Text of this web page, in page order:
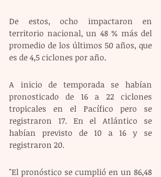
De estos, ocho impactaron en
territorio nacional, un 48 % más del
promedio de los últimos 50 años, que
es de 4,5 ciclones por año.
A inicio de temporada se habían
pronosticado de 16 a 22 ciclones
tropicales en el Pacífico pero se
registraron 17. En el Atlántico se
habían previsto de 10 a 16 y se
registraron 20.
"El pronóstico se cumplió en un 86,48